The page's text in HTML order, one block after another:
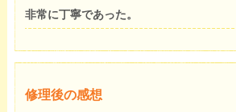
非常に丁寧であった。
修理後の感想